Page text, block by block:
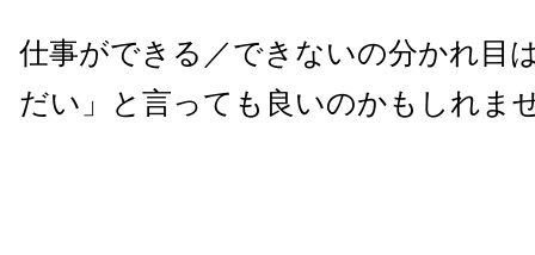
仕事ができる／できないの分かれ目
だい」と言っても良いのかもしれま